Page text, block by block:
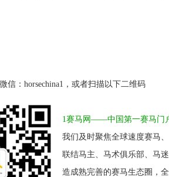
信：horsechina1，或者扫描以下二维码
1赛马网——中国第一赛马门
我们及时聚焦全球速度赛马
联结马主、马术俱乐部、马
造成熟完善的赛马生态圈，